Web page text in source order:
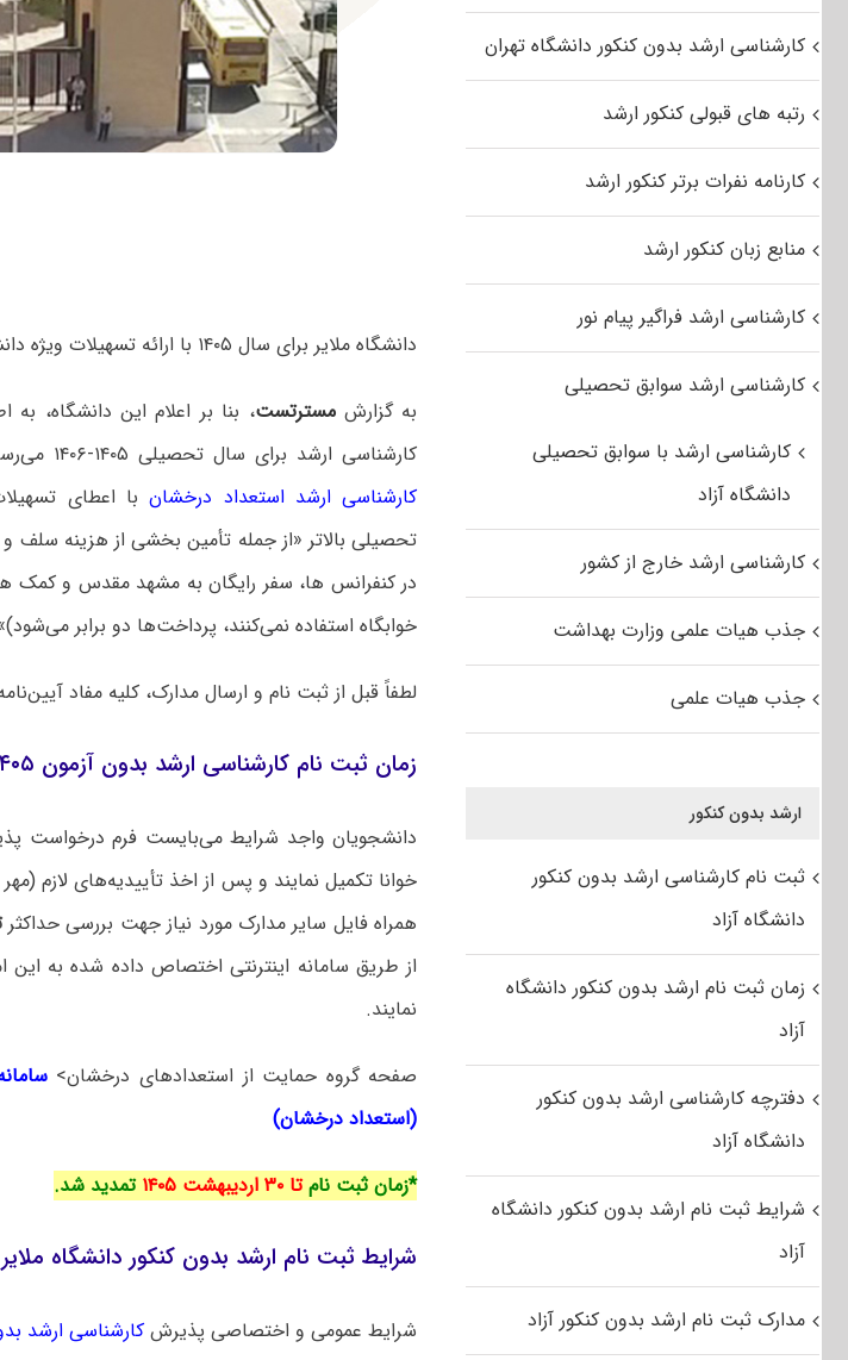
دانشگاه ملایر برای سال ۱۴۰۵ با ارائه تسهیلات ویژه دانشجوی کارشناسی ارشد بدون آزمون می‌پذیرد.
به گزارشمسترتست، بنا بر اعلام این دانشگاه،
کارشناسی ارشد برای سال تحصیلی ۱۴۰۵-۱۴۰۶ می‌رساند، دانشگاه ملایر بر اساس آخرین
کارشناسی ارشد استعداد درخشانبا اعطای
در کنفرانس ها، سفر رایگان به مشهد مقدس و کمک
خوابگاه استفاده نمی‌کنند، پرداخت‌ها دو برابر
لطفاً قبل از ثبت نام و ارسال مدارک، کلیه مفاد
زمان ثبت نام کارشناسی ارشد بدون آزمون ۱۴۰۵ دانشگاه ملایر
دانشجویان واجد شرایط می‌بایست فرم درخواست
خوانا تکمیل نمایند و پس از اخذ تأییدیه‌های لازم
همراه فایل سایر مدارک مورد نیاز جهت بررسی حداکثر
از طریق سامانه اینترنتی اختصاص داده شده به این
نمایند.
صفحه گروه حمایت از استعدادهای درخشان>
(استعداد درخشان)
*زمان ثبت نامتا ۳۰ اردیبهشت ۱۴۰۵ تمدید شد.
شرایط ثبت نام ارشد بدون کنکور دانشگاه ملایر
شرایط عمومی و اختصاصی پذیرش کارشناسی ارشد
کارشناسی ارشد بدون کنکور دانشگاه تهران
رتبه های قبولی کنکور ارشد
کارنامه نفرات برتر کنکور ارشد
منابع زبان کنکور ارشد
کارشناسی ارشد فراگیر پیام نور
کارشناسی ارشد سوابق تحصیلی
کارشناسی ارشد با سوابق تحصیلی
دانشگاه آزاد
کارشناسی ارشد خارج از کشور
جذب هیات علمی وزارت بهداشت
جذب هیات علمی
ارشد بدون کنکور
ثبت نام کارشناسی ارشد بدون کنکور
دانشگاه آزاد
زمان ثبت نام ارشد بدون کنکور دانشگاه
آزاد
دفترچه کارشناسی ارشد بدون کنکور
دانشگاه آزاد
شرایط ثبت نام ارشد بدون کنکور دانشگاه
آزاد
مدارک ثبت نام ارشد بدون کنکور آزاد